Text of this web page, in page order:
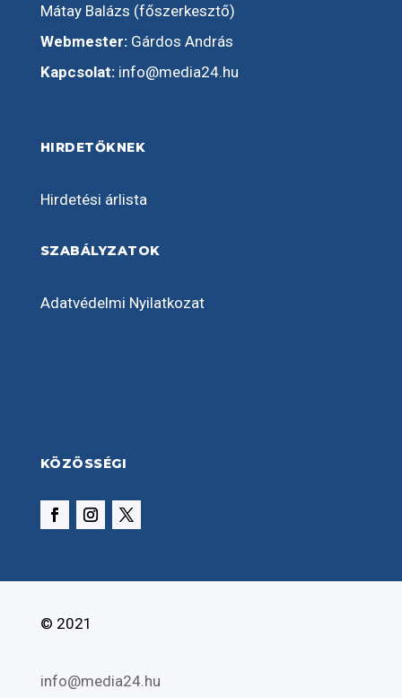
Mátay Balázs (főszerkesztő)
Webmester:Gárdos András
Kapcsolat: info@media24.hu
HIRDETŐKNEK
Hirdetési árlista
SZABÁLYZATOK
Adatvédelmi Nyilatkozat
KÖZÖSSÉGI
© 2021
info@media24.hu